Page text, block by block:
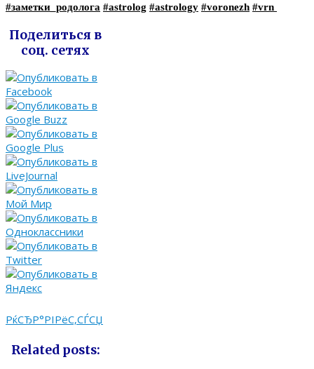
#заметки_родолога #astrolog #astrology #voronezh #vrn
Поделиться в
соц. сетях
РќСЂР°РІРёС‚СЃСЏ
Related posts: